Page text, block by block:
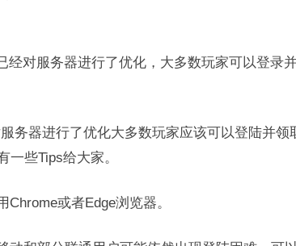
经对服务器进行了优化，大多数玩家可以登录
务器进行了优化大多数玩家应该可以登陆并领
一些Tips给大家。
或者Edge浏览器。